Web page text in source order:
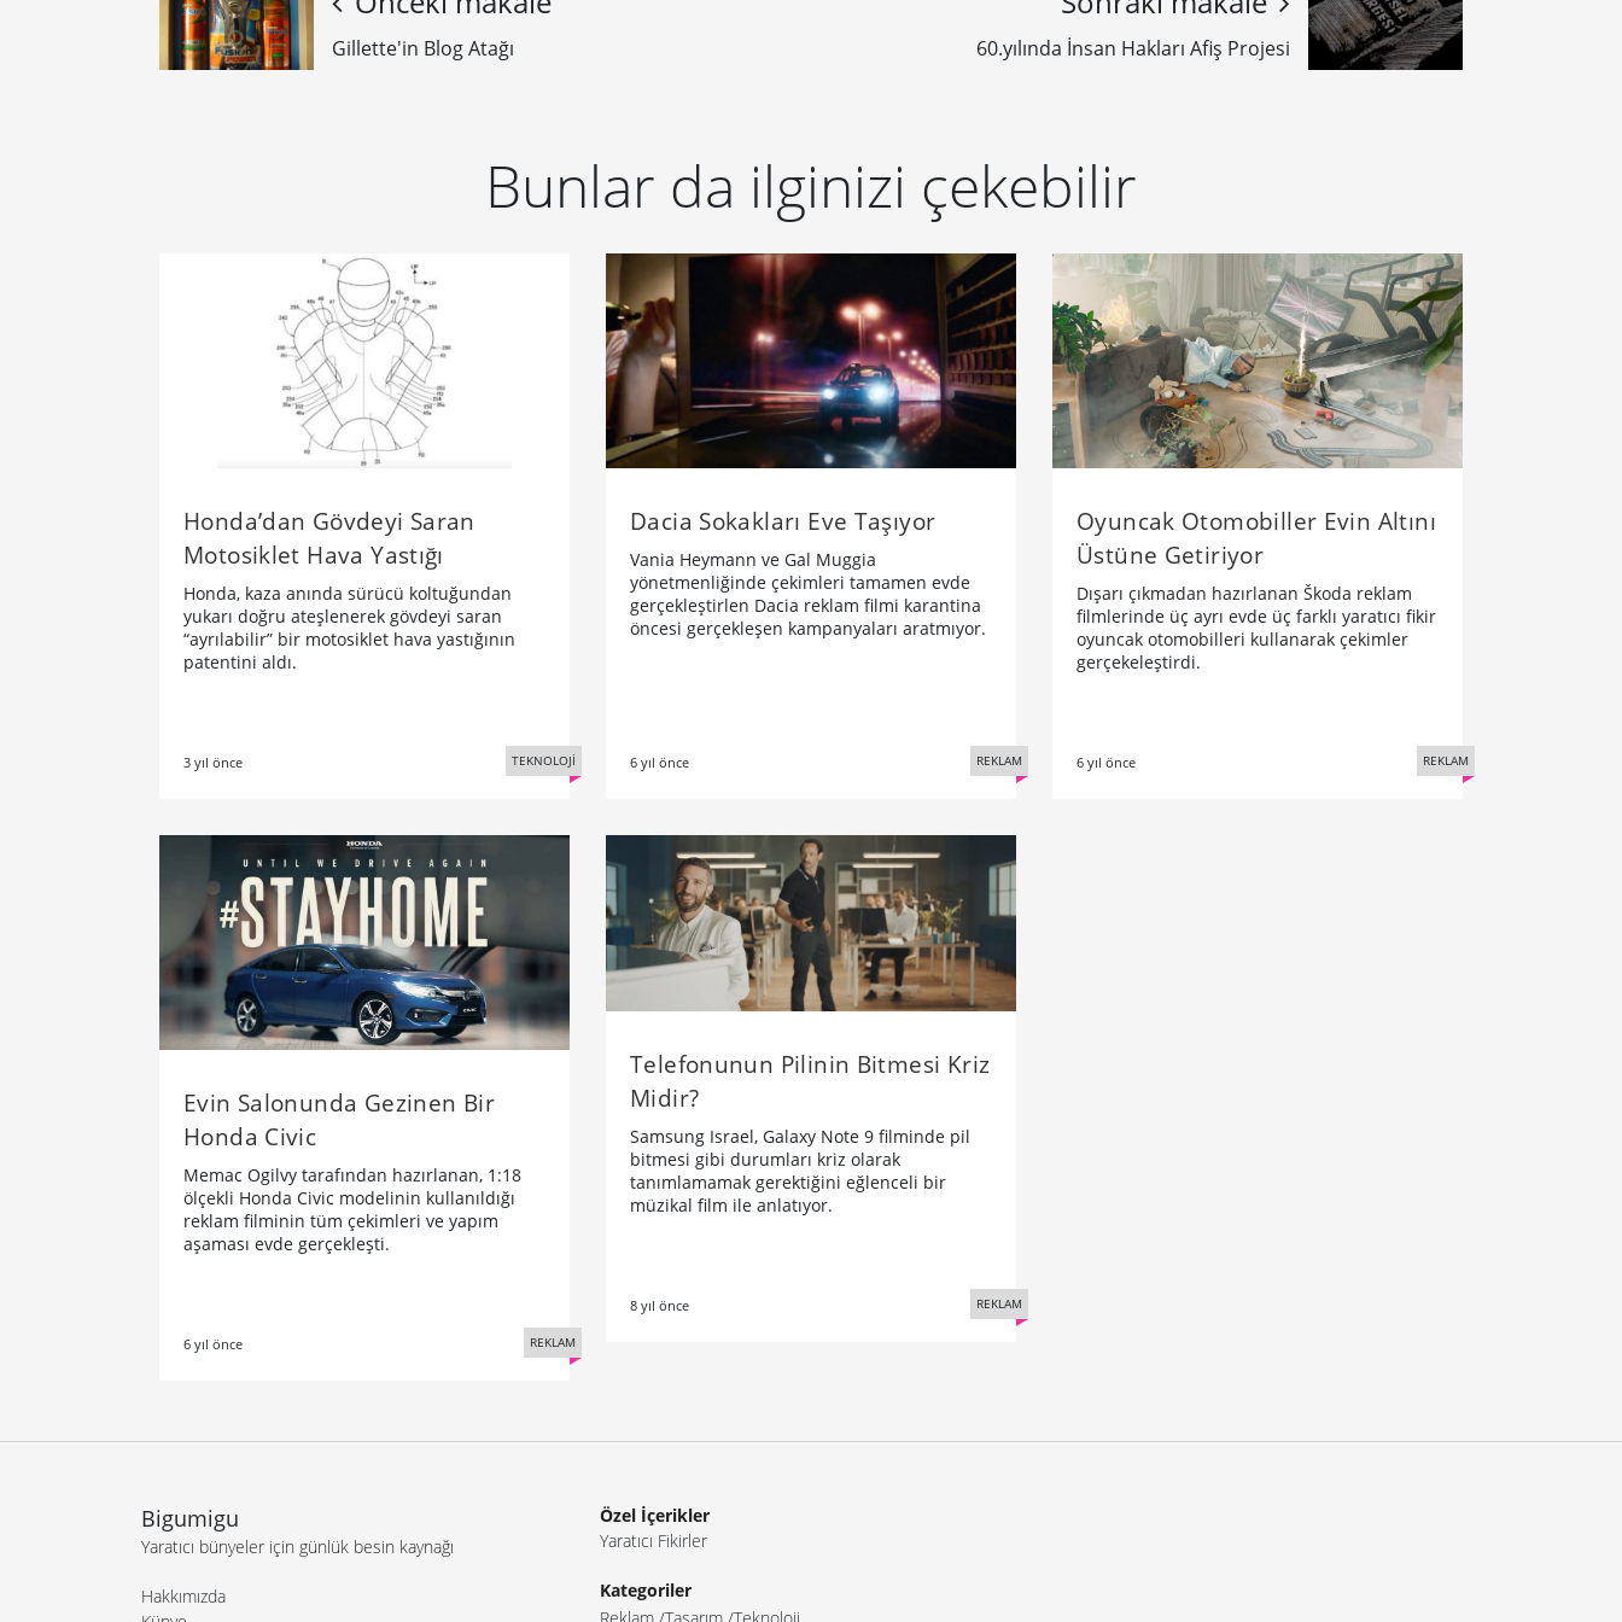
Gillette'in Blog Atağı 60.yılında İnsan Hakları Afiş Projesi
Bunlar da ilginizi çekebilir
Honda’dan Gövdeyi Saran
Motosiklet Hava Yastığı
Honda, kaza anında sürücü koltuğundan
yukarı doğru ateşlenerek gövdeyi saran
“ayrılabilir” bir motosiklet hava yastığının
patentini aldı.
3 yıl önce TEKNOLOJİ
Dacia Sokakları Eve Taşıyor
Vania Heymann ve Gal Muggia
yönetmenliğinde çekimleri tamamen evde
gerçekleştirlen Dacia reklam filmi karantina
öncesi gerçekleşen kampanyaları aratmıyor.
6 yıl önce REKLAM
Oyuncak Otomobiller Evin Altını
Üstüne Getiriyor
Dışarı çıkmadan hazırlanan Škoda reklam
filmlerinde üç ayrı evde üç farklı yaratıcı fikir
oyuncak otomobilleri kullanarak çekimler
gerçekeleştirdi.
6 yıl önce REKLAM
Evin Salonunda Gezinen Bir
Honda Civic
Memac Ogilvy tarafından hazırlanan, 1:18
ölçekli Honda Civic modelinin kullanıldığı
reklam filminin tüm çekimleri ve yapım
aşaması evde gerçekleşti.
6 yıl önce REKLAM
Telefonunun Pilinin Bitmesi Kriz
Midir?
Samsung Israel, Galaxy Note 9 filminde pil
bitmesi gibi durumları kriz olarak
tanımlamamak gerektiğini eğlenceli bir
müzikal film ile anlatıyor.
8 yıl önce REKLAM
Bigumigu
Yaratıcı bünyeler için günlük besin kaynağı
Hakkımızda
Özel İçerikler
Yaratıcı Fikirler
Kategoriler